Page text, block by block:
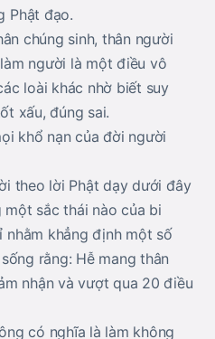
Phật đạo.
chúng sinh, thân người
người là một điều vô
loài khác nhờ biết suy
xấu, đúng sai.
khổ nạn của đời người
theo lời Phật dạy dưới đây
sắc thái nào của bi
nhằm khẳng định một số
rằng: Hễ mang thân
nhận và vượt qua 20 điều
có nghĩa là làm không